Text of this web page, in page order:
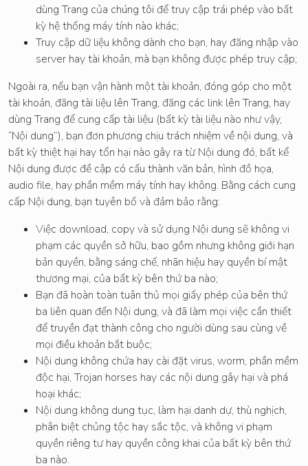
dùng Trang của chúng tôi để truy cập trái phép vào bất
kỳ hệ thống máy tính nào khác;
Truy cập dữ liệu không dành cho bạn, hay đăng nhập vào
server hay tài khoản, mà bạn không được phép truy cập;
Ngoài ra, nếu bạn vận hành một tài khoản, đóng góp cho một
tài khoản, đăng tài liệu lên Trang, đăng các link lên Trang, hay
dùng Trang để cung cấp tài liệu (bất kỳ tài liệu nào như vậy,
“Nội dung”), bạn đơn phương chịu trách nhiệm về nội dung, và
bất kỳ thiệt hại hay tổn hại nào gây ra từ Nội dung đó, bất kể
Nội dung được đề cập có cấu thành văn bản, hình đồ họa,
audio file, hay phần mềm máy tính hay không. Bằng cách cung
cấp Nội dung, bạn tuyên bố và đảm bảo rằng:
Việc download, copy và sử dụng Nội dung sẽ không vi
phạm các quyền sở hữu, bao gồm nhưng không giới hạn
bản quyền, bằng sáng chế, nhãn hiệu hay quyền bí mật
thương mại, của bất kỳ bên thứ ba nào;
Bạn đã hoàn toàn tuân thủ mọi giấy phép của bên thứ
ba liên quan đến Nội dung, và đã làm mọi việc cần thiết
để truyền đạt thành công cho người dùng sau cùng về
mọi điều khoản bắt buộc;
Nội dung không chứa hay cài đặt virus, worm, phần mềm
độc hại, Trojan horses hay các nội dung gây hại và phá
hoại khác;
Nội dung không dung tục, làm hại danh dự, thù nghịch,
phân biệt chủng tộc hay sắc tộc, và không vi phạm
quyền riêng tư hay quyền công khai của bất kỳ bên thứ
ba nào.